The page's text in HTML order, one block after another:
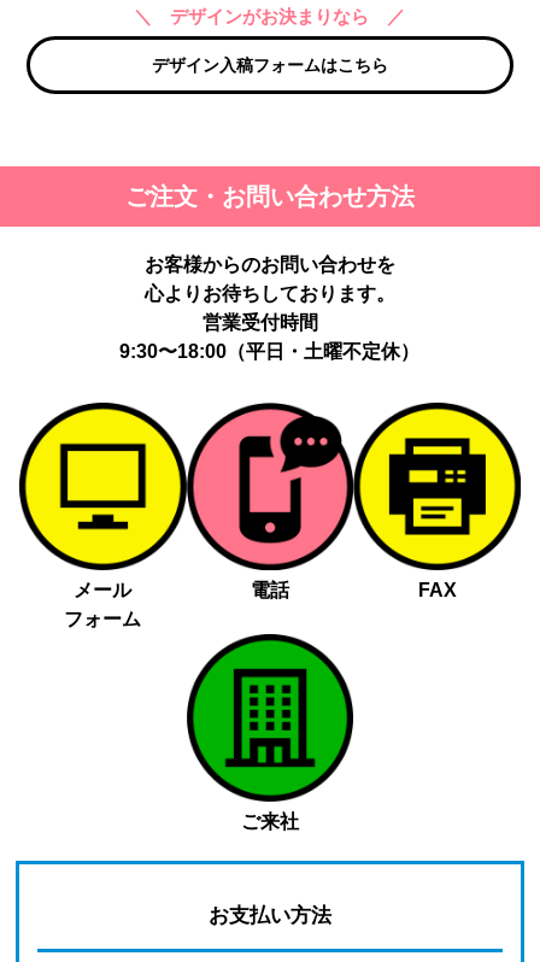
＼ デザインがお決まりなら ／
デザイン入稿フォームはこちら
ご注文・お問い合わせ方法
お客様からのお問い合わせを
心よりお待ちしております。
営業受付時間
9:30〜18:00（平日・土曜不定休）
メール
フォーム
電話 FAX
ご来社
お支払い方法